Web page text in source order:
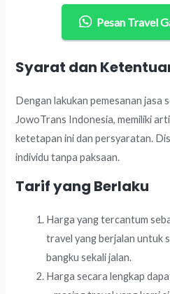
Pesan Travel
Syarat dan
Dengan lakukan pemesanan jasa
JowoTrans Indonesia, memiliki
ketetapan ini dan persyaratan.
individu tanpa paksaan.
Tarif yang Berlaku
Harga yang tercantum
travel yang berjalan untuk
bangku sekali jalan.
Harga secara lengkap